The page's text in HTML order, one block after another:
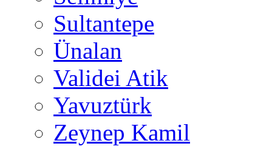
Sultantepe
Ünalan
Validei Atik
Yavuztürk
Zeynep Kamil